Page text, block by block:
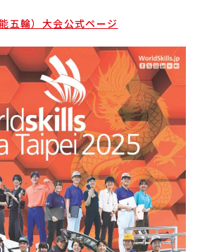
輪）大会公式ページ